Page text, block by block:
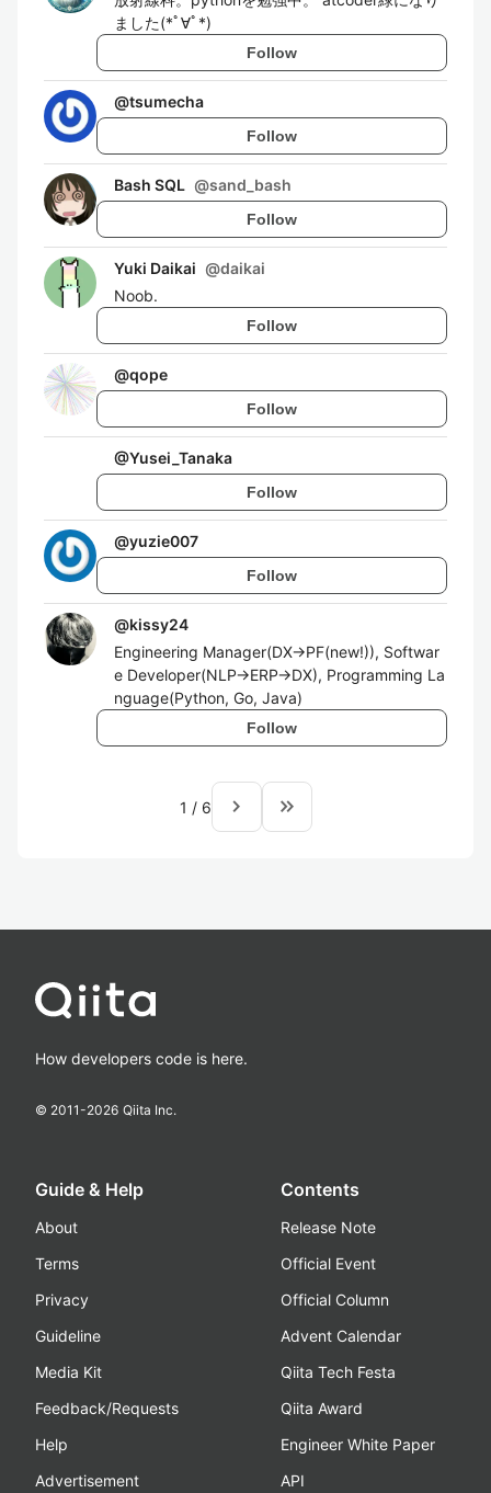
ました(*ﾟ∀ﾟ*)
Follow
@tsumecha
Follow
Bash SQL @sand_bash
Follow
Yuki Daikai @daikai
Noob.
Follow
@qope
Follow
@Yusei_Tanaka
Follow
@yuzie007
Follow
@kissy24
Engineering Manager(DX→PF(new!)), Softwar
e Developer(NLP→ERP→DX), Programming La
nguage(Python, Go, Java)
Follow
1 / 6 navigate_next keyboard_double_arrow_right
How developers code is here.
© 2011-2026 Qiita Inc.
Guide & Help
About
Terms
Privacy
Guideline
Media Kit
Feedback/Requests
Help
Advertisement
Contents
Release Note
Official Event
Official Column
Advent Calendar
Qiita Tech Festa
Qiita Award
Engineer White Paper
API